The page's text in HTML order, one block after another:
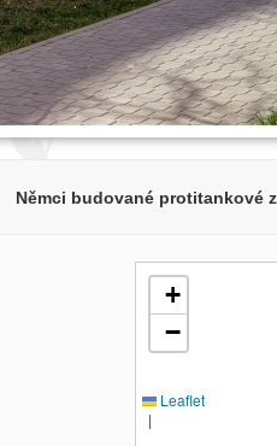
Němci budované protitankové
+
−
Leaflet
|